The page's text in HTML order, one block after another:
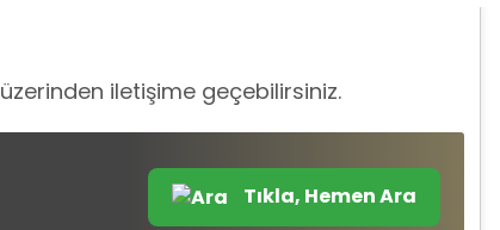
üzerinden iletişime geçebilirsiniz.
Tıkla, Hemen Ara